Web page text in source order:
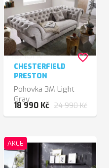
CHESTERFIELD
PRESTON
Pohovka 3M Light
Gray
18 990 Kč 24 990 Kč
favorite_border
AKCE